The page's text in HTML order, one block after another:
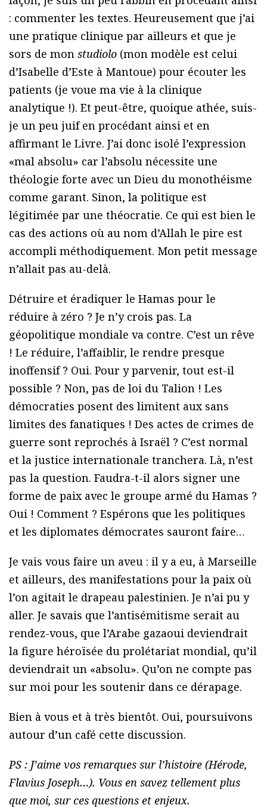
: commenter les textes. Heureusement que j’ai
une pratique clinique par ailleurs et que je
sors de mon studiolo (mon modèle est celui
d’Isabelle d’Este à Mantoue) pour écouter les
patients (je voue ma vie à la clinique
analytique !). Et peut-être, quoique athée, suis-
je un peu juif en procédant ainsi et en
affirmant le Livre. J’ai donc isolé l’expression
«mal absolu» car l’absolu nécessite une
théologie forte avec un Dieu du monothéisme
comme garant. Sinon, la politique est
légitimée par une théocratie. Ce qui est bien le
cas des actions où au nom d’Allah le pire est
accompli méthodiquement. Mon petit message
n’allait pas au-delà.
Détruire et éradiquer le Hamas pour le
réduire à zéro ? Je n’y crois pas. La
géopolitique mondiale va contre. C’est un rêve
! Le réduire, l’affaiblir, le rendre presque
inoffensif ? Oui. Pour y parvenir, tout est-il
possible ? Non, pas de loi du Talion ! Les
démocraties posent des limitent aux sans
limites des fanatiques ! Des actes de crimes de
guerre sont reprochés à Israël ? C’est normal
et la justice internationale tranchera. Là, n’est
pas la question. Faudra-t-il alors signer une
forme de paix avec le groupe armé du Hamas ?
Oui ! Comment ? Espérons que les politiques
et les diplomates démocrates sauront faire…
Je vais vous faire un aveu : il y a eu, à Marseille
et ailleurs, des manifestations pour la paix où
l’on agitait le drapeau palestinien. Je n’ai pu y
aller. Je savais que l’antisémitisme serait au
rendez-vous, que l’Arabe gazaoui deviendrait
la figure héroïsée du prolétariat mondial, qu’il
deviendrait un «absolu». Qu’on ne compte pas
sur moi pour les soutenir dans ce dérapage.
Bien à vous et à très bientôt. Oui, poursuivons
autour d’un café cette discussion.
PS : J’aime vos remarques sur l’histoire (Hérode,
Flavius Joseph…). Vous en savez tellement plus
que moi, sur ces questions et enjeux.